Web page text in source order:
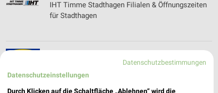
IHT Timme Stadthagen Filialen & Öffnungszeiten
für Stadthagen
Datenschutzbestimmungen
Datenschutzeinstellungen
Durch Klicken auf die Schaltfläche „Ablehnen“ wird die